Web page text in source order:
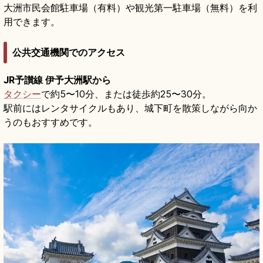
大洲市民会館駐車場（有料）や観光第一駐車場（無料）を利
用できます。
公共交通機関でのアクセス
JR予讃線 伊予大洲駅から
タクシーで約5〜10分、または徒歩約25〜30分。
駅前にはレンタサイクルもあり、城下町を散策しながら向か
うのもおすすめです。